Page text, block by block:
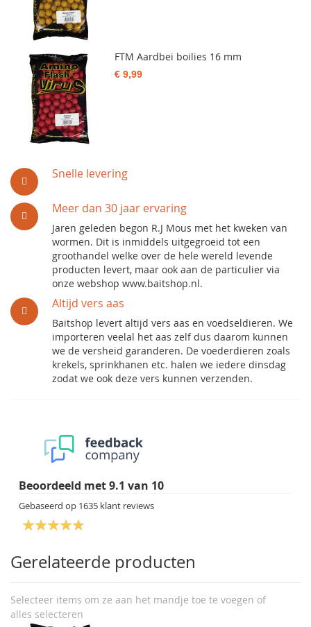
Snelle levering
Meer dan 30 jaar ervaring
Jaren geleden begon R.J Mous met het kweken van
wormen. Dit is inmiddels uitgegroeid tot een
groothandel welke over de hele wereld levende
producten levert, maar ook aan de particulier via
onze webshop www.baitshop.nl.
Altijd vers aas
Baitshop levert altijd vers aas en voedseldieren. We
importeren veelal het aas zelf dus daarom kunnen
we de versheid garanderen. De voederdieren zoals
krekels, sprinkhanen etc. halen we iedere dinsdag
zodat we ook deze vers kunnen verzenden.
Beoordeeld met9.1 van 10
Gebaseerd op 1635 klant reviews
Gerelateerde producten
Selecteer items om ze aan het mandje toe te voegen of
alles selecteren
FTM Aardbei boilies 16 mm
€ 9,99